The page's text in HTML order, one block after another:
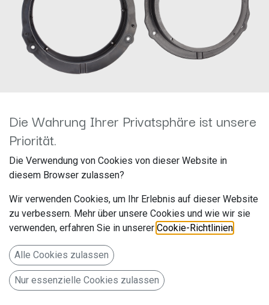
Lautsprecherringe Mercedes
V-/X-Klasse Ø165mm Front
271190-23
Artikelnummer: 271190-23
acv GmbH
Straßburger Allee 10-12
Die Wahrung Ihrer Privatsphäre ist unsere
Priorität.
Die Verwendung von Cookies von dieser Website in
diesem Browser zulassen?
Wir verwenden Cookies, um Ihr Erlebnis auf dieser Website
zu verbessern. Mehr über unsere Cookies und wie wir sie
verwenden, erfahren Sie in unserer Cookie-Richtlinien
Alle Cookies zulassen
Nur essenzielle Cookies zulassen